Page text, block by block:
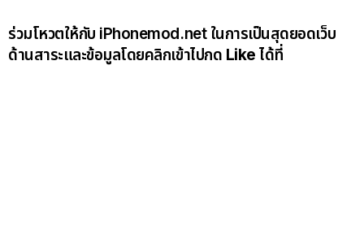
ร่วมโหวตให้กับ iPhonemod.net ในการเป็นสุดยอดเว็บ
ด้านสาระและข้อมูลโดยคลิกเข้าไปกด Like ได้ที่